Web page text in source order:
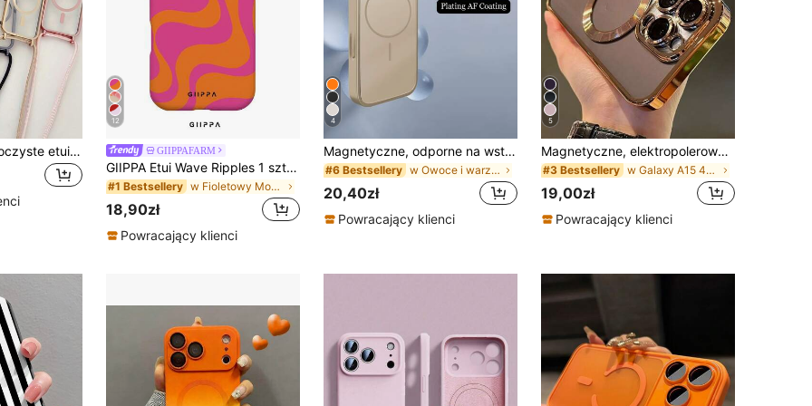
Luksusowe przezroczyste etui na telefon z naszyjnikiem crossbody i smyczą, galwanizowane, kompatybilne z 17 Air 16 E 16 15 14 13 12 Pro Max 11, błyszcząca magnetyczna osłona ochronna z bezprzewodowym ładowaniem
12
GIIPPAFARM
GIIPPA Etui Wave Ripples 1 szt. asymetryczny wzór fali na telefon 17 Pro Max, kompatybilne z telefonami 16 Pro Max, 15 Pro Max, 14 Pro Max, modne koreańskie etui na telefon, pasuje do modeli 11/12/13/14/15/16 Pro Max Plus, elegancki design odpowiedni zarówno dla mężczyzn, jak i kobiet, idealny prezent na Boże Narodzenie, Walentynki, Wielkanoc, sezon ślubny i urodziny dla dziewczyny
#1 Bestsellery w Fioletowy Modne etui na telefony
18,90zł
Powracający klienci
4
Magnetyczne, odporne na wstrząsy, matowe, jednokolorowe etui z ochroną obiektywu, kompatybilne z ulepszoną wersją 'a 17. Oryginalne, duże, magnetyczne etui z okienkiem, kompatybilne z 'em 17/16/15/14/13 Air/17 Pro Max, kompatybilne z ładowaniem bezprzewodowym, matowa tekstura, prezent urodzinowy na wiosnę
#6 Bestsellery w Owoce i warzywa Podstawowe etui na telefon
20,40zł
Powracający klienci
5
Magnetyczne, elektropolerowane, błyszczące, odporne na wstrząsy etui ochronne z magnetycznym obiektywem, kompatybilne z 'em 11 12 13 14 15 16 Pro Pro Max, Galaxy A54 S22 S23 24 25 Ultra, A54, A55, A16, S20P, S20U, Note10, Note20U, A36, A35, A34, S26, A25, A24, A15, A14, A06, A05, A05S, obsługuje ładowanie bezprzewodowe, 1 szt., prezent na wiosnę i Wielkanoc, wersja międzynarodowa, nie wersja krajowa
#3 Bestsellery w Galaxy A15 4G/5G Podstawowe etui na telefon
19,00zł
Powracający klienci